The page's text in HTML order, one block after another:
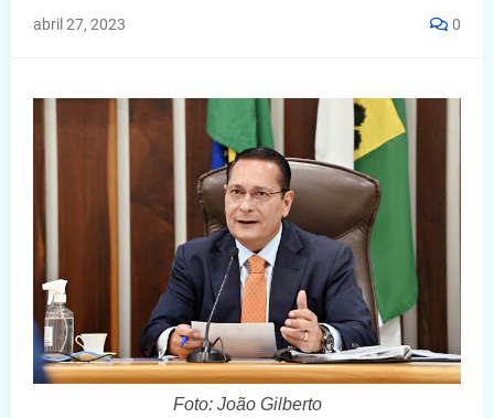
abril 27, 2023 0
Foto: João Gilberto